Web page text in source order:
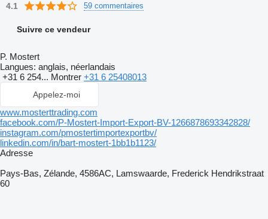
4.1 59 commentaires
Suivre ce vendeur
P. Mostert
Langues: anglais, néerlandais
+31 6 254... Montrer +31 6 25408013
Appelez-moi
www.mosterttrading.com
facebook.com/P-Mostert-Import-Export-BV-1266878693342828/
instagram.com/pmostertimportexportbv/
linkedin.com/in/bart-mostert-1bb1b1123/
Adresse
Pays-Bas, Zélande, 4586AC, Lamswaarde, Frederick Hendrikstraat
60